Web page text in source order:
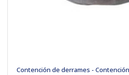
Contención de derrames -